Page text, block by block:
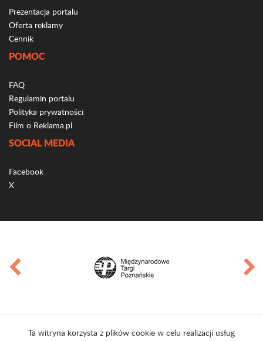
Prezentacja portalu
Oferta reklamy
Cennik
POMOC
FAQ
Regulamin portalu
Polityka prywatności
Film o Reklama.pl
SOCIAL MEDIA
Facebook
X
Ta witryna korzysta z plików cookie w celu realizacji usług